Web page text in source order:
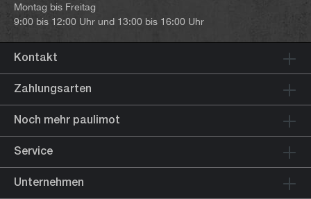
Montag bis Freitag
9:00 bis 12:00 Uhr und 13:00 bis 16:00 Uhr
Kontakt
Zahlungsarten
Noch mehr paulimot
Service
Unternehmen